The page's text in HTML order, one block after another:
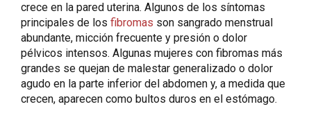
crece en la pared uterina. Algunos de los síntomas
principales de losfibromas son sangrado menstrual
abundante, micción frecuente y presión o dolor
pélvicos intensos. Algunas mujeres con fibromas más
grandes se quejan de malestar generalizado o dolor
agudo en la parte inferior del abdomen y, a medida que
crecen, aparecen como bultos duros en el estómago.